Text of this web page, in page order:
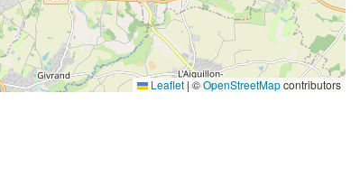
Leaflet|©OpenStreetMapcontributors